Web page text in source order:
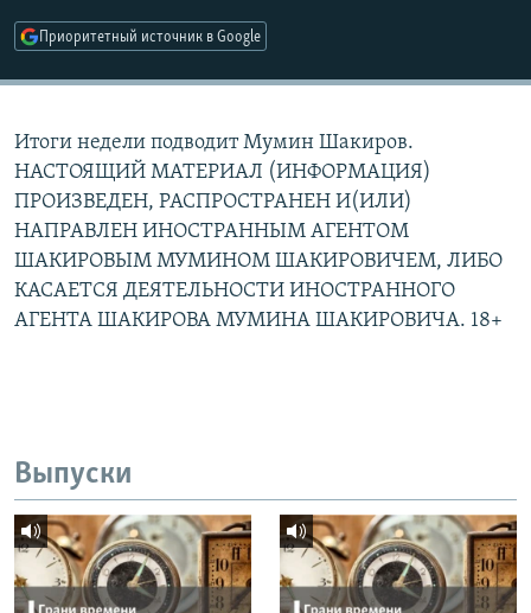
Приоритетный источник в Google
Итоги недели подводит Мумин Шакиров.
НАСТОЯЩИЙ МАТЕРИАЛ (ИНФОРМАЦИЯ)
ПРОИЗВЕДЕН, РАСПРОСТРАНЕН И(ИЛИ)
НАПРАВЛЕН ИНОСТРАННЫМ АГЕНТОМ
ШАКИРОВЫМ МУМИНОМ ШАКИРОВИЧЕМ, ЛИБО
КАСАЕТСЯ ДЕЯТЕЛЬНОСТИ ИНОСТРАННОГО
АГЕНТА ШАКИРОВА МУМИНА ШАКИРОВИЧА. 18+
Выпуски